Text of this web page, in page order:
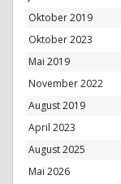
Oktober 2019
Oktober 2023
Mai 2019
November 2022
August 2019
April 2023
August 2025
Mai 2026